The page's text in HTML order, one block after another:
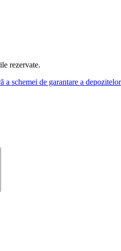
rezervate.
a schemei de garantare a